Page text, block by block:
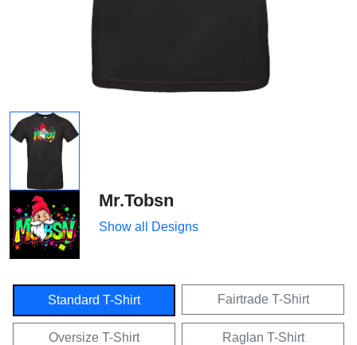
Mr.Tobsn
Show all Designs
Standard T-Shirt Fairtrade T-Shirt
Oversize T-Shirt Raglan T-Shirt